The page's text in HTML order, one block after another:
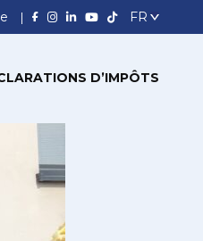
D’IMPÔTS